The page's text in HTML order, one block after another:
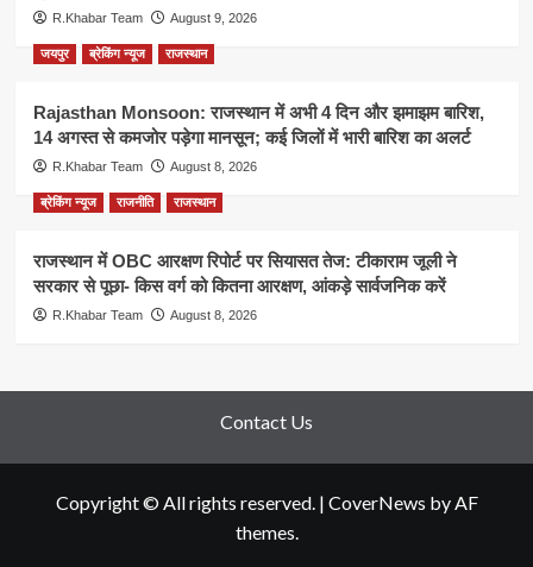
R.Khabar Team August 9, 2026
जयपुर ब्रेकिंग न्यूज राजस्थान
Rajasthan Monsoon: राजस्थान में अभी 4 दिन और झमाझम बारिश,
14 अगस्त से कमजोर पड़ेगा मानसून; कई जिलों में भारी बारिश का अलर्ट
R.Khabar Team August 8, 2026
ब्रेकिंग न्यूज राजनीति राजस्थान
राजस्थान में OBC आरक्षण रिपोर्ट पर सियासत तेज: टीकाराम जूली ने
सरकार से पूछा- किस वर्ग को कितना आरक्षण, आंकड़े सार्वजनिक करें
R.Khabar Team August 8, 2026
Contact Us
Copyright © All rights reserved. | CoverNews by AF
themes.